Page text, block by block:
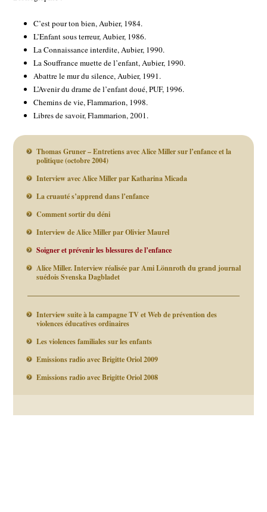
C’est pour ton bien, Aubier, 1984.
L’Enfant sous terreur, Aubier, 1986.
La Connaissance interdite, Aubier, 1990.
La Souffrance muette de l’enfant, Aubier, 1990.
Abattre le mur du silence, Aubier, 1991.
L’Avenir du drame de l’enfant doué, PUF, 1996.
Chemins de vie, Flammarion, 1998.
Libres de savoir, Flammarion, 2001.
Thomas Gruner – Entretiens avec Alice Miller sur l’enfance et la
politique (octobre 2004)
Interview avec Alice Miller par Katharina Micada
La cruauté s’apprend dans l’enfance
Comment sortir du déni
Interview de Alice Miller par Olivier Maurel
Soigner et prévenir les blessures de l’enfance
Alice Miller. Interview réalisée par Ami Lönnroth du grand journal
suédois Svenska Dagbladet
Interview suite à la campagne TV et Web de prévention des
violences éducatives ordinaires
Les violences familiales sur les enfants
Emissions radio avec Brigitte Oriol 2009
Emissions radio avec Brigitte Oriol 2008